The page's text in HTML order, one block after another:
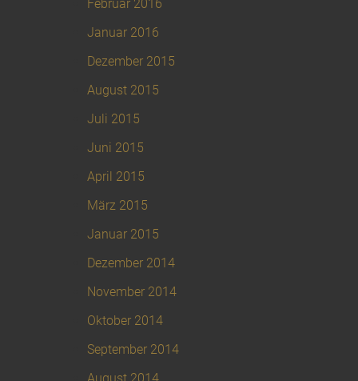
Februar 2016
Januar 2016
Dezember 2015
August 2015
Juli 2015
Juni 2015
April 2015
März 2015
Januar 2015
Dezember 2014
November 2014
Oktober 2014
September 2014